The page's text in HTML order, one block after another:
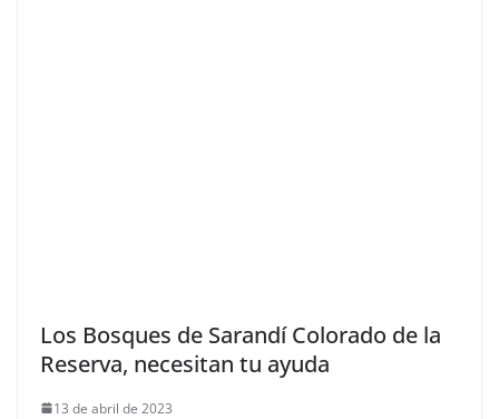
Los Bosques de Sarandí Colorado de la
Reserva, necesitan tu ayuda
13 de abril de 2023